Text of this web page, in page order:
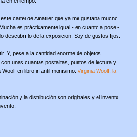
en el tiempo.
cartel de Amatller que ya me gustaba mucho
es prácticamente igual - en cuanto a pose -
descubrí lo de la exposición. Soy de gustos fijos.
Y, pese a la cantidad enorme de objetos
unas cuantas postalitas, puntos de lectura y
en libro infantil monísimo: Virginia Woolf, la
y la distribución son originales y el invento